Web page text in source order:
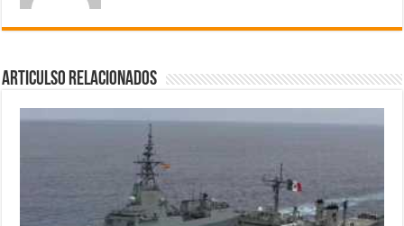
Articulso Relacionados